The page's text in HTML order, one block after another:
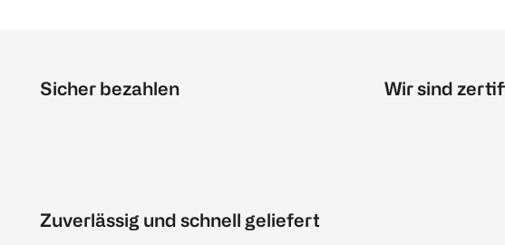
Sicher bezahlen
Zuverlässig und schnell geliefert
Wir sind